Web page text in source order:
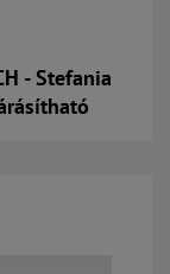
- Stefania